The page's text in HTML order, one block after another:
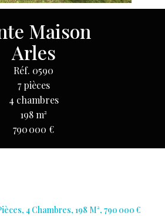
Maison
Arles
Réf. 0590
7 pièces
4 chambres
198 m²
790 000 €
4 Chambres, 198 M², 790 000 €